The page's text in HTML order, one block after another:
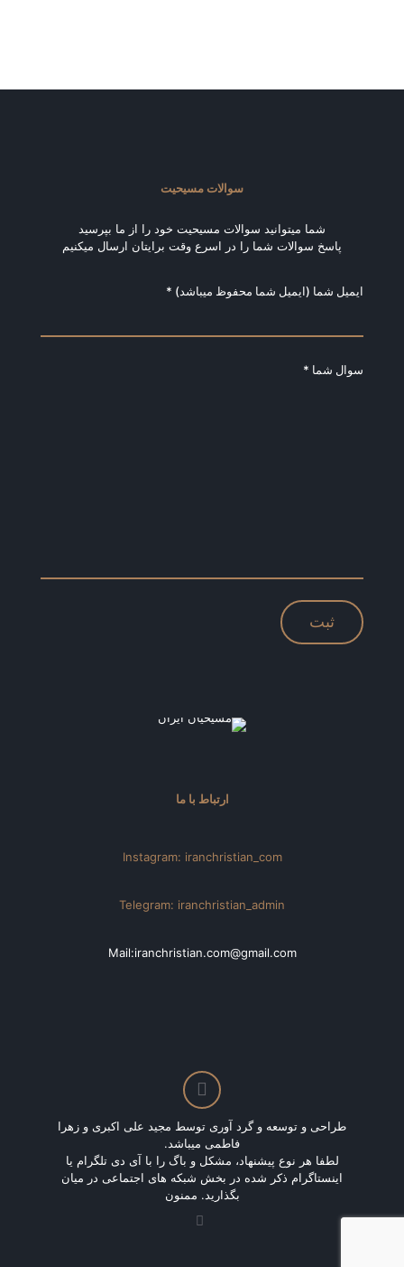
سوالات مسیحیت
شما میتوانید سوالات مسیحیت خود را از ما بپرسید
پاسخ سوالات شما را در اسرع وقت برایتان ارسال میکنیم
ایمیل شما (ایمیل شما محفوظ میباشد) *
سوال شما *
ارتباط با ما
Instagram: iranchristian_com
Telegram: iranchristian_admin
Mail:iranchristian.com@gmail.com
طراحی و توسعه و گرد آوری توسط مجید علی اکبری و زهرا
فاطمی میباشد.
لطفا هر نوع پیشنهاد، مشکل و باگ را با آی دی تلگرام یا
اینستاگرام ذکر شده در بخش شبکه های اجتماعی در میان
بگذارید. ممنون